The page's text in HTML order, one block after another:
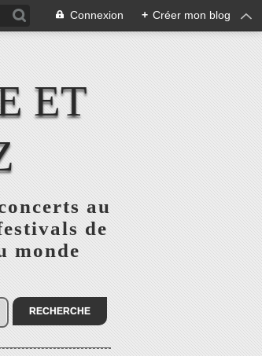
Connexion + Créer mon blog
ET
au
de
monde